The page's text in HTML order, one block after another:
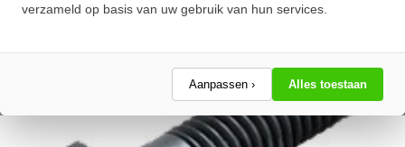
verzameld op basis van uw gebruik van hun services.
Aanpassen › Alles toestaan